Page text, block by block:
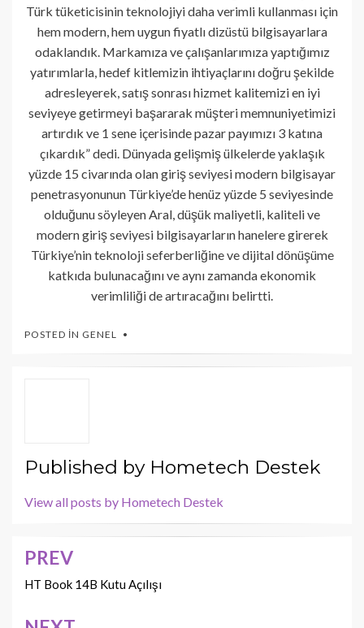
Türk tüketicisinin teknolojiyi daha verimli kullanması için
hem modern, hem uygun fiyatlı dizüstü bilgisayarlara
odaklandık. Markamıza ve çalışanlarımıza yaptığımız
yatırımlarla, hedef kitlemizin ihtiyaçlarını doğru şekilde
adresleyerek, satış sonrası hizmet kalitemizi en iyi
seviyeye getirmeyi başararak müşteri memnuniyetimizi
artırdık ve 1 sene içerisinde pazar payımızı 3 katına
çıkardık” dedi. Dünyada gelişmiş ülkelerde yaklaşık
yüzde 15 civarında olan giriş seviyesi modern bilgisayar
penetrasyonunun Türkiye’de henüz yüzde 5 seviyesinde
olduğunu söyleyen Aral, düşük maliyetli, kaliteli ve
modern giriş seviyesi bilgisayarların hanelere girerek
Türkiye’nin teknoloji seferberliğine ve dijital dönüşüme
katkıda bulunacağını ve aynı zamanda ekonomik
verimliliği de artıracağını belirtti.
POSTED IN GENEL
Published by Hometech Destek
View all posts by Hometech Destek
Yazı
dolaşımı
PREV
HT Book 14B Kutu Açılışı